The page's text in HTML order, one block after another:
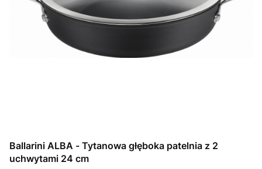
Ballarini ALBA - Tytanowa głęboka patelnia z 2
uchwytami 24 cm